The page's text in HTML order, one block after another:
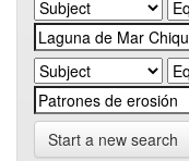
Start a new search